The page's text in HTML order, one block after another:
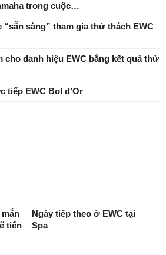
trong cuộc…
“sẵn sàng” tham gia thử thách EWC
cho danh hiệu EWC bằng kết quả thử
tiếp EWC Bol d’Or
tiến
Ngày tiếp theo ở EWC tại
Spa